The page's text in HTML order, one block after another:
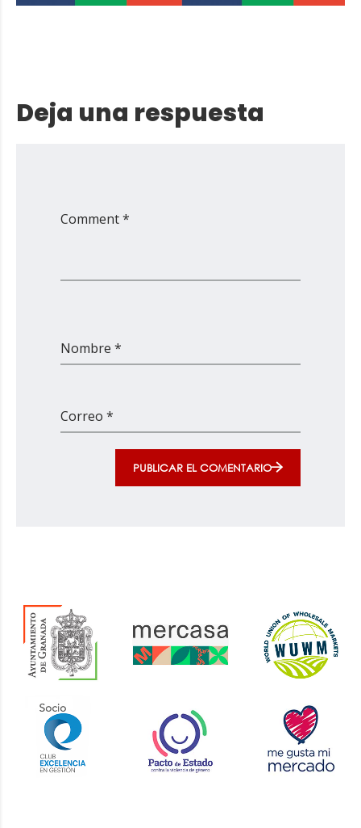
Deja una respuesta
Comment *
Nombre *
Correo *
PUBLICAR EL COMENTARIO